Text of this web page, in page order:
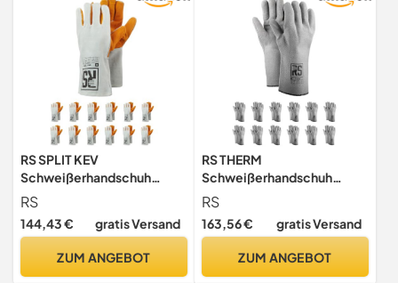
RS SPLIT KEV
Schweißerhandschuh
MontageHandschuhe aus
Rindsleder mit Kevlar
Nähten/ Größe 11, 12 Paar /
Arbeitshandschuhe Leder
RS
144,43 € gratis Versand
ZUM ANGEBOT
RS THERM
Schweißerhandschuh
MontageHandschuhe aus
gemischter Baumwolle und
Polyester/Größe 10, 12
uhe/Schutzhandschuhe
RS
163,56 € gratis Versand
ZUM ANGEBOT